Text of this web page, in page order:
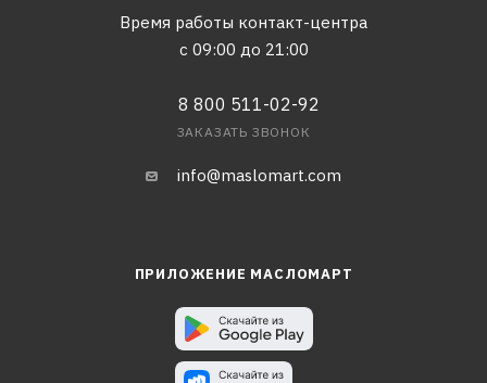
Время работы контакт-центра
с 09:00 до 21:00
8 800 511-02-92
ЗАКАЗАТЬ ЗВОНОК
info@maslomart.com
ПРИЛОЖЕНИЕ МАСЛОМАРТ